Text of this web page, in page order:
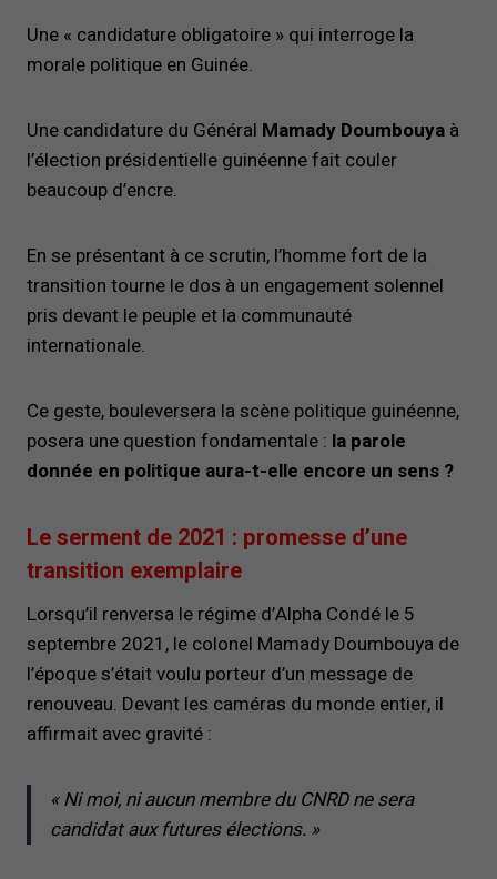
Une « candidature obligatoire » qui interroge la
morale politique en Guinée.
Une candidature du Général Mamady Doumbouya à
l’élection présidentielle guinéenne fait couler
beaucoup d’encre.
En se présentant à ce scrutin, l’homme fort de la
transition tourne le dos à un engagement solennel
pris devant le peuple et la communauté
internationale.
Ce geste, bouleversera la scène politique guinéenne,
posera une question fondamentale : la parole
donnée en politique aura-t-elle encore un sens ?
Le serment de 2021 : promesse d’une
transition exemplaire
Lorsqu’il renversa le régime d’Alpha Condé le 5
septembre 2021, le colonel Mamady Doumbouya de
l’époque s’était voulu porteur d’un message de
renouveau. Devant les caméras du monde entier, il
affirmait avec gravité :
« Ni moi, ni aucun membre du CNRD ne sera
candidat aux futures élections. »